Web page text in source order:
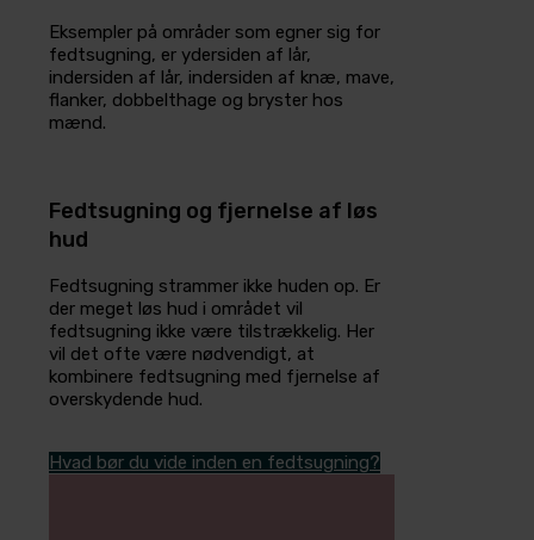
Eksempler på områder som egner sig for
fedtsugning, er ydersiden af lår,
indersiden af lår, indersiden af knæ, mave,
flanker, dobbelthage og bryster hos
mænd.
Fedtsugning og fjernelse af løs
hud
Fedtsugning strammer ikke huden op. Er
der meget løs hud i området vil
fedtsugning ikke være tilstrækkelig. Her
vil det ofte være nødvendigt, at
kombinere fedtsugning med fjernelse af
overskydende hud.
Hvad bør du vide inden en fedtsugning?